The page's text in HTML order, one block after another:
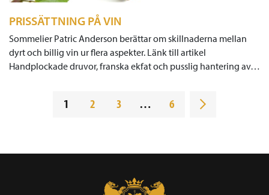
PRISSÄTTNING PÅ VIN
Sommelier Patric Anderson berättar om skillnaderna mellan
dyrt och billig vin ur flera aspekter. Länk till artikel
Handplockade druvor, franska ekfat och pusslig hantering av…
1 2 3 … 6